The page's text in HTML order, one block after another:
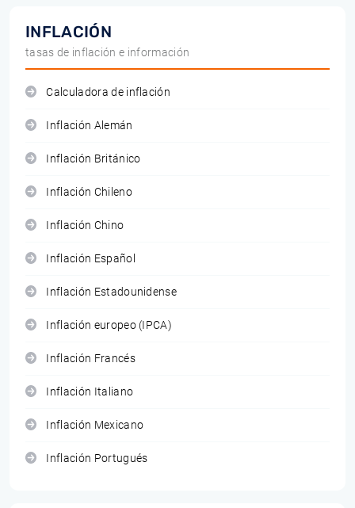
INFLACIÓN
tasas de inflación e información
Calculadora de inflación
Inflación Alemán
Inflación Británico
Inflación Chileno
Inflación Chino
Inflación Español
Inflación Estadounidense
Inflación europeo (IPCA)
Inflación Francés
Inflación Italiano
Inflación Mexicano
Inflación Portugués